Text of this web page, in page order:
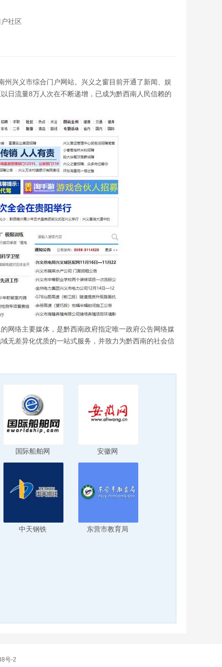
社区
兴义市综合门户网站。兴义之窗目前开通了新闻、娱
日流量8万人次在不断递增，已成为黔西南人民信赖的
网络主要媒体，是黔西南政府指定唯一政府公告网络媒
无差异化优质的一站式服务，并致力为黔西南的社会信
国际船舶网 安徽网
中天钢铁 东营市教育局
号-2